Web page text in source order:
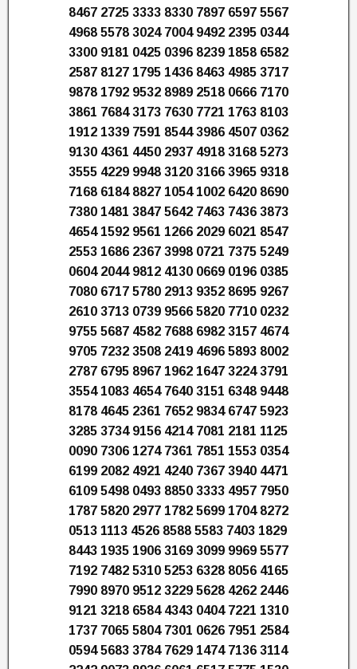
8467 2725 3333 8330 7897 6597 5567
4968 5578 3024 7004 9492 2395 0344
3300 9181 0425 0396 8239 1858 6582
2587 8127 1795 1436 8463 4985 3717
9878 1792 9532 8989 2518 0666 7170
3861 7684 3173 7630 7721 1763 8103
1912 1339 7591 8544 3986 4507 0362
9130 4361 4450 2937 4918 3168 5273
3555 4229 9948 3120 3166 3965 9318
7168 6184 8827 1054 1002 6420 8690
7380 1481 3847 5642 7463 7436 3873
4654 1592 9561 1266 2029 6021 8547
2553 1686 2367 3998 0721 7375 5249
0604 2044 9812 4130 0669 0196 0385
7080 6717 5780 2913 9352 8695 9267
2610 3713 0739 9566 5820 7710 0232
9755 5687 4582 7688 6982 3157 4674
9705 7232 3508 2419 4696 5893 8002
2787 6795 8967 1962 1647 3224 3791
3554 1083 4654 7640 3151 6348 9448
8178 4645 2361 7652 9834 6747 5923
3285 3734 9156 4214 7081 2181 1125
0090 7306 1274 7361 7851 1553 0354
6199 2082 4921 4240 7367 3940 4471
6109 5498 0493 8850 3333 4957 7950
1787 5820 2977 1782 5699 1704 8272
0513 1113 4526 8588 5583 7403 1829
8443 1935 1906 3169 3099 9969 5577
7192 7482 5310 5253 6328 8056 4165
7990 8970 9512 3229 5628 4262 2446
9121 3218 6584 4343 0404 7221 1310
1737 7065 5804 7301 0626 7951 2584
0594 5683 3784 7629 1474 7136 3114